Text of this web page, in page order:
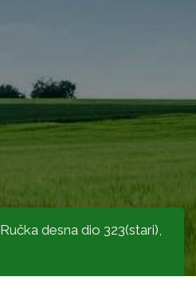
Ručka desna dio 323(stari),